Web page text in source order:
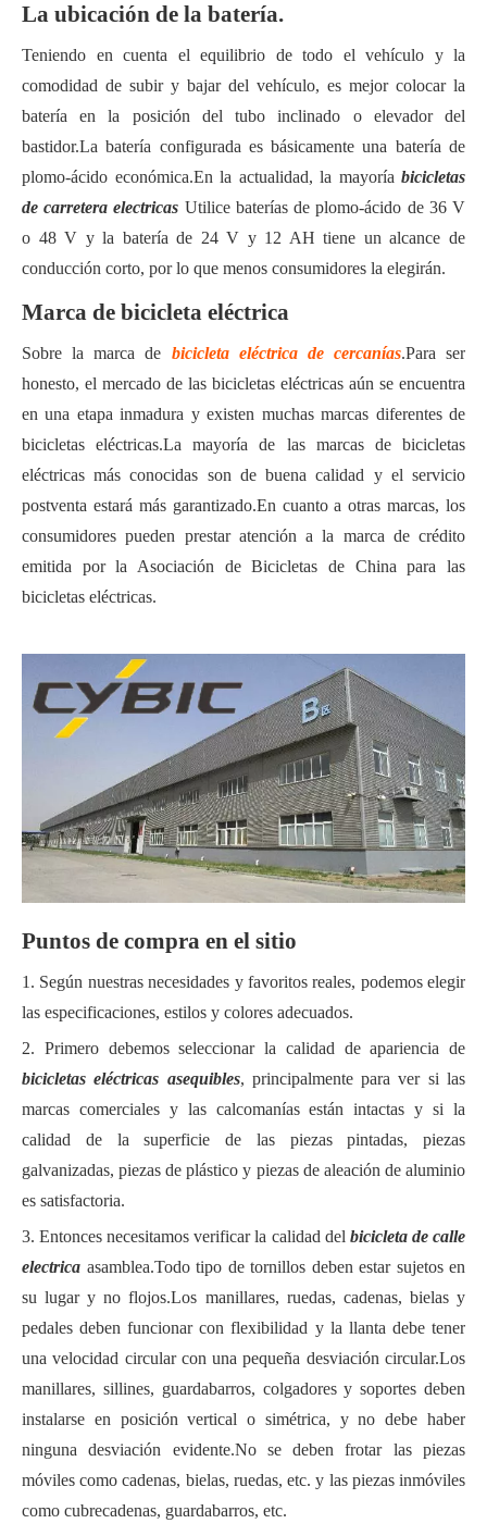
La ubicación de la batería.
Teniendo en cuenta el equilibrio de todo el vehículo y la
comodidad de subir y bajar del vehículo, es mejor colocar la
batería en la posición del tubo inclinado o elevador del
bastidor.La batería configurada es básicamente una batería de
plomo-ácido económica.En la actualidad, la mayoría bicicletas
de carretera electricas Utilice baterías de plomo-ácido de 36 V
o 48 V y la batería de 24 V y 12 AH tiene un alcance de
conducción corto, por lo que menos consumidores la elegirán.
Marca de bicicleta eléctrica
Sobre la marca de bicicleta eléctrica de cercanías.Para ser
honesto, el mercado de las bicicletas eléctricas aún se encuentra
en una etapa inmadura y existen muchas marcas diferentes de
bicicletas eléctricas.La mayoría de las marcas de bicicletas
eléctricas más conocidas son de buena calidad y el servicio
postventa estará más garantizado.En cuanto a otras marcas, los
consumidores pueden prestar atención a la marca de crédito
emitida por la Asociación de Bicicletas de China para las
bicicletas eléctricas.
Puntos de compra en el sitio
1. Según nuestras necesidades y favoritos reales, podemos elegir
las especificaciones, estilos y colores adecuados.
2. Primero debemos seleccionar la calidad de apariencia de
bicicletas eléctricas asequibles, principalmente para ver si las
marcas comerciales y las calcomanías están intactas y si la
calidad de la superficie de las piezas pintadas, piezas
galvanizadas, piezas de plástico y piezas de aleación de aluminio
es satisfactoria.
3. Entonces necesitamos verificar la calidad del bicicleta de calle
electrica asamblea.Todo tipo de tornillos deben estar sujetos en
su lugar y no flojos.Los manillares, ruedas, cadenas, bielas y
pedales deben funcionar con flexibilidad y la llanta debe tener
una velocidad circular con una pequeña desviación circular.Los
manillares, sillines, guardabarros, colgadores y soportes deben
instalarse en posición vertical o simétrica, y no debe haber
ninguna desviación evidente.No se deben frotar las piezas
móviles como cadenas, bielas, ruedas, etc. y las piezas inmóviles
como cubrecadenas, guardabarros, etc.